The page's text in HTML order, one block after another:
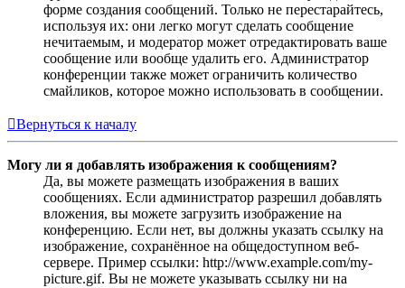
форме создания сообщений. Только не перестарайтесь,
используя их: они легко могут сделать сообщение
нечитаемым, и модератор может отредактировать ваше
сообщение или вообще удалить его. Администратор
конференции также может ограничить количество
смайликов, которое можно использовать в сообщении.
Вернуться к началу
Могу ли я добавлять изображения к сообщениям?
Да, вы можете размещать изображения в ваших
сообщениях. Если администратор разрешил добавлять
вложения, вы можете загрузить изображение на
конференцию. Если нет, вы должны указать ссылку на
изображение, сохранённое на общедоступном веб-
сервере. Пример ссылки: http://www.example.com/my-
picture.gif. Вы не можете указывать ссылку ни на